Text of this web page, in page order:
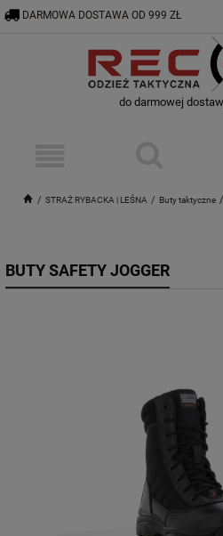
do darmowej
STRAŻ RYBACKA | LEŚNA Buty taktyczne
DARMOWA DOSTAWA OD 999 ZŁ
RECON@ODZIEZTAKTYCZNA.PL
BUTY SAFETY JOGGER